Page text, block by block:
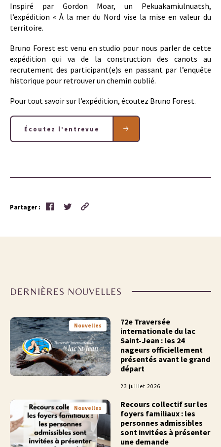
Inspiré par Gordon Moar, un Pekuakamiulnuatsh,
l’expédition « À la mer du Nord vise la mise en valeur du
territoire.
Bruno Forest est venu en studio pour nous parler de cette
expédition qui va de la construction des canots au
recrutement des participant(e)s en passant par l’enquête
historique pour retrouver un chemin oublié.
Pour tout savoir sur l’expédition, écoutez Bruno Forest.
Écoutez l’entrevue
Partager :
DERNIÈRES NOUVELLES
Nouvelles
72e Traversée
internationale du lac
Saint-Jean : les 24
nageurs officiellement
présentés avant le grand
départ
23 juillet 2026
Nouvelles
Recours collectif sur les
foyers familiaux : les
personnes admissibles
sont invitées à présenter
une demande